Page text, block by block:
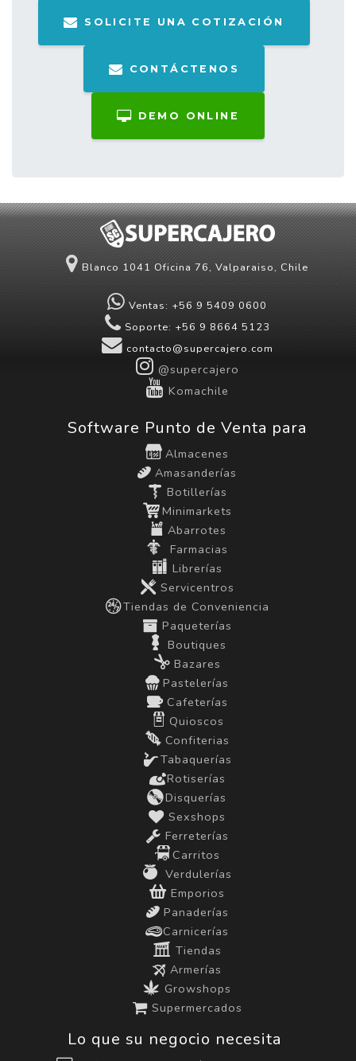
SOLICITE UNA COTIZACIÓN
CONTÁCTENOS
DEMO ONLINE
Blanco 1041 Oficina 76, Valparaiso, Chile
Ventas: +56 9 5409 0600
Soporte: +56 9 8664 5123
contacto@supercajero.com
@supercajero
Komachile
Software Punto de Venta para
Almacenes
Amasanderías
Botillerías
Minimarkets
Abarrotes
Farmacias
Librerías
Servicentros
Tiendas de Conveniencia
Paqueterías
Boutiques
Bazares
Pastelerías
Cafeterías
Quioscos
Confiterias
Tabaquerías
Rotiserías
Disquerías
Sexshops
Ferreterías
Carritos
Verdulerías
Emporios
Panaderías
Carnicerías
Tiendas
Armerías
Growshops
Supermercados
Lo que su negocio necesita